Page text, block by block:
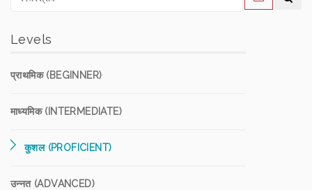
Levels
प्राथमिक (BEGINNER)
माध्यमिक (INTERMEDIATE)
कुशल (PROFICIENT)
उन्नत (ADVANCED)